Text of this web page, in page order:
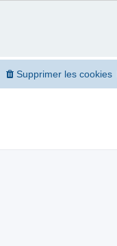
Supprimer les cookies